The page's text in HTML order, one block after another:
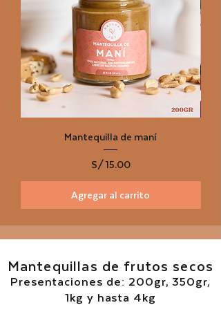
Mantequilla de maní
Precio
S/ 15.00
Agregar al carrito
Mantequillas de frutos secos
Presentaciones de: 200gr, 350gr,
1kg y hasta 4kg